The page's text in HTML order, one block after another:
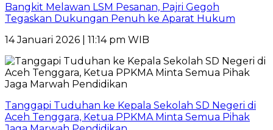
Bangkit Melawan LSM Pesanan, Pajri Gegoh
Tegaskan Dukungan Penuh ke Aparat Hukum
14 Januari 2026 | 11:14 pm WIB
Tanggapi Tuduhan ke Kepala Sekolah SD Negeri di
Aceh Tenggara, Ketua PPKMA Minta Semua Pihak